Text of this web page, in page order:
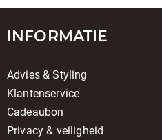
INFORMATIE
Advies & Styling
Klantenservice
Cadeaubon
Privacy & veiligheid